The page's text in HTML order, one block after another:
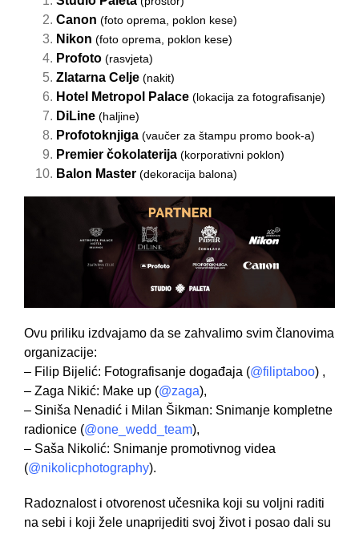
Canon (foto oprema, poklon kese)
Nikon (foto oprema, poklon kese)
Profoto (rasvjeta)
Zlatarna Celje (nakit)
Hotel Metropol Palace (lokacija za fotografisanje)
DiLine (haljine)
Profotoknjiga (vaučer za štampu promo book-a)
Premier čokolaterija (korporativni poklon)
Balon Master (dekoracija balona)
Ovu priliku izdvajamo da se zahvalimo svim članovima
organizacije:
– Filip Bijelić: Fotografisanje događaja (@filiptaboo) ,
– Zaga Nikić: Make up (@zaga),
– Siniša Nenadić i Milan Šikman: Snimanje kompletne
radionice (@one_wedd_team),
– Saša Nikolić: Snimanje promotivnog videa
(@nikolicphotography).
Radoznalost i otvorenost učesnika koji su voljni raditi
na sebi i koji žele unaprijediti svoj život i posao dali su